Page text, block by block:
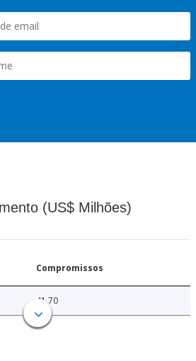
(US$ Milhões)
Compromissos
41.70